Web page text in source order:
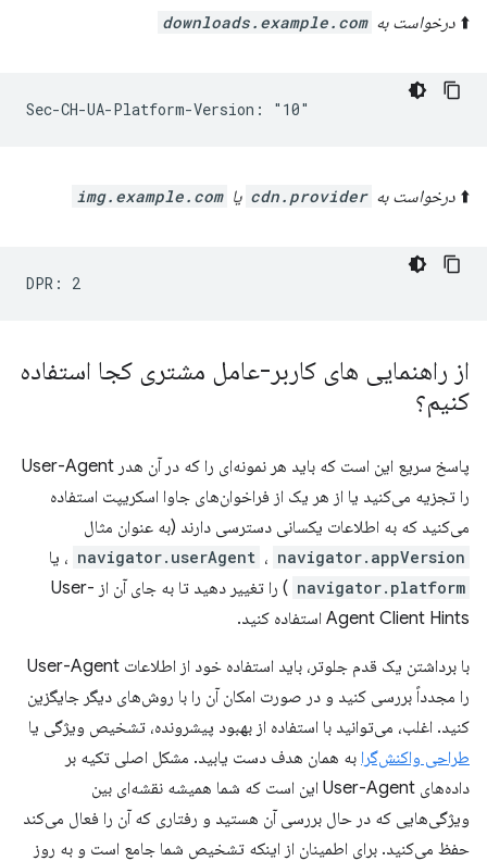
⬆️ درخواست به downloads.example.com
⬆️ درخواست به cdn.provider یا img.example.com
از راهنمایی های کاربر-عامل مشتری کجا استفاده
کنیم؟
پاسخ سریع این است که باید هر نمونه‌ای را که در آن هدر User-Agent
را تجزیه می‌کنید یا از هر یک از فراخوان‌های جاوا اسکریپت استفاده
می‌کنید که به اطلاعات یکسانی دسترسی دارند (به عنوان مثال
navigator.userAgent ، navigator.appVersion ، یا
navigator.platform
) را تغییر دهید تا به جای آن از User-
Agent Client Hints استفاده کنید.
با برداشتن یک قدم جلوتر، باید استفاده خود از اطلاعات User-Agent
را مجدداً بررسی کنید و در صورت امکان آن را با روش‌های دیگر جایگزین
کنید. اغلب، می‌توانید با استفاده از بهبود پیشرونده، تشخیص ویژگی یا
طراحی واکنش‌گرا به همان هدف دست یابید. مشکل اصلی تکیه بر
داده‌های User-Agent این است که شما همیشه نقشه‌ای بین
ویژگی‌هایی که در حال بررسی آن هستید و رفتاری که آن را فعال می‌کند
حفظ می‌کنید. برای اطمینان از اینکه تشخیص شما جامع است و به روز